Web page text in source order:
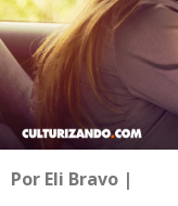
Por Eli Bravo |